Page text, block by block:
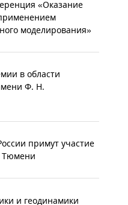
«Оказание
моделирования»
в области
Ф. Н.
примут участие
Тюмени
и геодинамики